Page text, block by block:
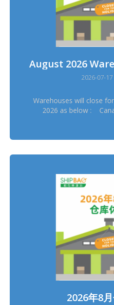
2026-07-17
Warehouses will close
2026 as below :
Dresden Normal
schedule your pickup
═══════════ Stock in
during warehouses
inconvenience
holidays may subject to
version
2026年8